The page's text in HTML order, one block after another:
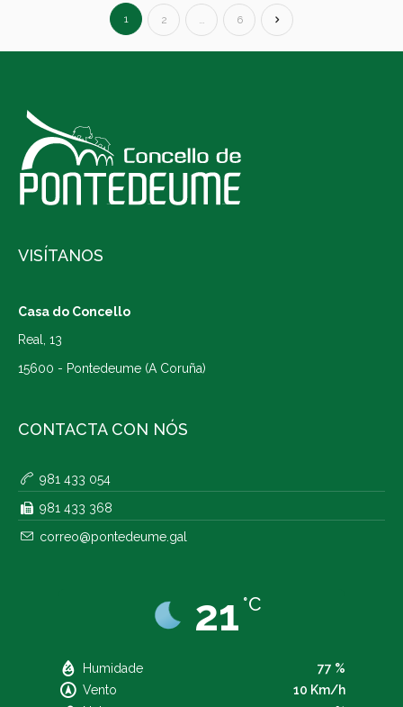
1 2 6
VISÍTANOS
Casa do Concello
Real, 13
15600 - Pontedeume (A Coruña)
CONTACTA CON NÓS
981 433 054
981 433 368
correo@pontedeume.gal
21 °C
Humidade
77 %
Vento
10 Km/h